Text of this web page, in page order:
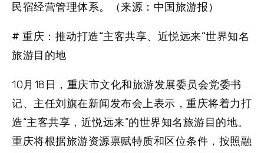
民宿经营管理体系。（来源：中国旅游报）
# 重庆：推动打造“主客共享、近悦远来”世界知名
旅游目的地
10月18日，重庆市文化和旅游发展委员会党委书
记、主任刘旗在新闻发布会上表示，重庆将着力打
造“主客共享，近悦远来”的世界知名旅游目的地。
重庆将根据旅游资源禀赋特质和区位条件，按照融